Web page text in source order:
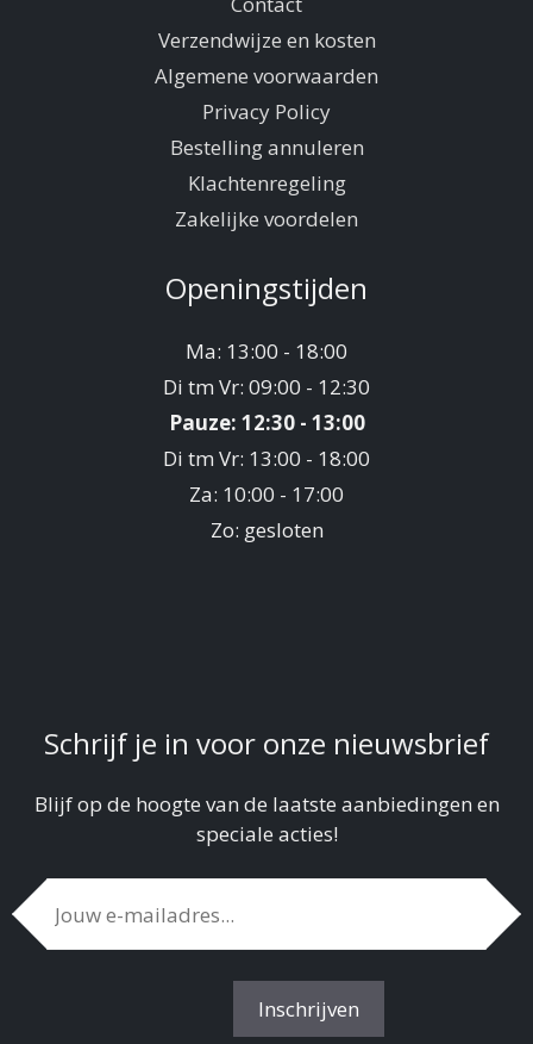
Verzendwijze en kosten
Algemene voorwaarden
Privacy Policy
Bestelling annuleren
Klachtenregeling
Zakelijke voordelen
Openingstijden
Ma: 13:00 - 18:00
Di tm Vr: 09:00 - 12:30
Pauze: 12:30 - 13:00
Di tm Vr: 13:00 - 18:00
Za: 10:00 - 17:00
Zo: gesloten
Schrijf je in voor onze nieuwsbrief
Blijf op de hoogte van de laatste aanbiedingen en
speciale acties!